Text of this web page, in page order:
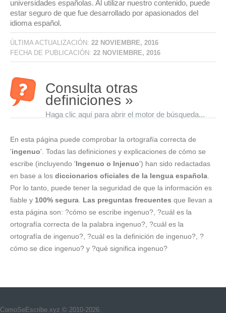
universidades españolas. Al utilizar nuestro contenido, puede
estar seguro de que fue desarrollado por apasionados del
idioma español.
ÚLTIMA ACTUALIZACIÓN: 22 NOVIEMBRE, 2016
FECHA DE PUBLICACIÓN: 22 NOVIEMBRE, 2016
Consulta otras
definiciones »
Haga clic aquí para abrir el motor de búsqueda...
En esta página puede comprobar la ortografía correcta de
'ingenuo'. Todas las definiciones y explicaciones de cómo se
escribe (incluyendo 'Ingenuo o Injenuo') han sido redactadas
en base a los diccionarios oficiales de la lengua española
Por lo tanto, puede tener la seguridad de que la información es
fiable y 100% segura Las preguntas frecuentes que llevan a
esta página son: ?cómo se escribe ingenuo?, ?cuál es la
ortografía correcta de la palabra ingenuo?, ?cuál es la
ortografía de ingenuo?, ?cuál es la definición de ingenuo?, ?
cómo se dice ingenuo? y ?qué significa ingenuo?
ComoSeEscribe.xyz © 2010-2026.